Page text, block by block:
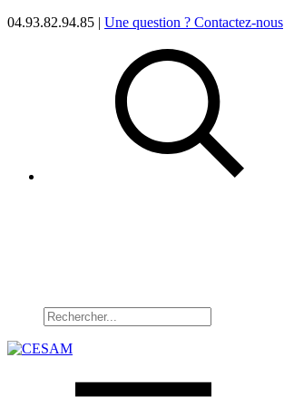
04.93.82.94.85 | Une question ? Contactez-nous